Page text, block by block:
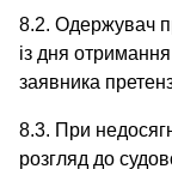
8.2. Одержувач
із дня
заявника
8.3. При
розгляд до